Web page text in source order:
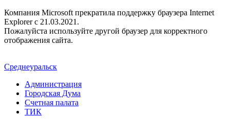
Компания Microsoft прекратила поддержку браузера Internet
Explorer c 21.03.2021.
Пожалуйста используйте другой браузер для корректного
отображения сайта.
Среднеуральск
Администрация
Городская Дума
Счетная палата
ТИК